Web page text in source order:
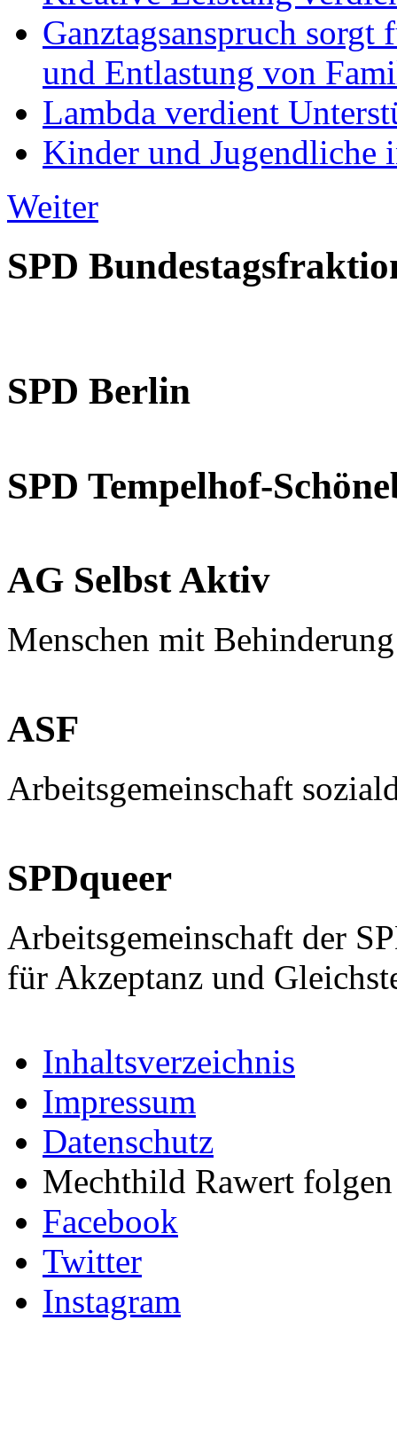
Ganztagsanspruch
und Entlastung von
Lambda verdient
Kinder und Jugendliche
Weiter
SPD
SPD Berlin
SPD Tempelhof-
AG Selbst Aktiv
Menschen mit
ASF
Arbeitsgemeinschaft
SPDqueer
Arbeitsgemeinschaft der
für Akzeptanz und
Inhaltsverzeichnis
Impressum
Datenschutz
Mechthild Rawert
Facebook
Twitter
Instagram